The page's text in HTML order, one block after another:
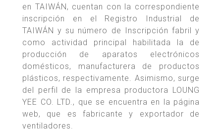
en TAIWÁN, cuentan con la correspondiente
inscripción en el Registro Industrial de
TAIWÁN y su número de Inscripción fabril y
como actividad principal habilitada la de
producción de aparatos electrónicos
domésticos, manufacturera de productos
plásticos, respectivamente. Asimismo, surge
del perfil de la empresa productora LOUNG
YEE CO. LTD., que se encuentra en la página
web, que es fabricante y exportador de
ventiladores.